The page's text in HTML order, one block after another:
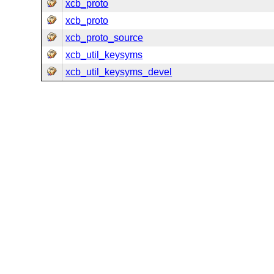
xcb_proto
xcb_proto
xcb_proto_source
xcb_util_keysyms
xcb_util_keysyms_devel